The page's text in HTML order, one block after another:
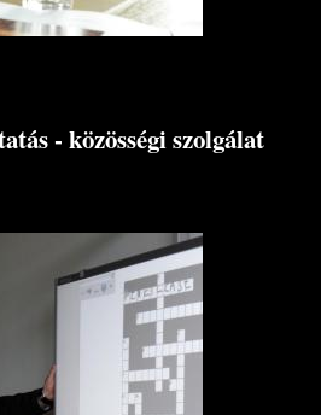
- közösségi szolgálat